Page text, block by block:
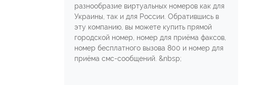
разнообразие виртуальных номеров как для
Украины, так и для России. Обратившись в
эту компанию, вы можете купить прямой
городской номер, номер для приёма факсов,
номер бесплатного вызова 800 и номер для
приёма смс-сообщений. &nbsp;